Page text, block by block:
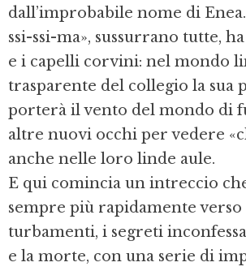
dall’improbabile nome di
ssi-ssi-ma», sussurrano tutte,
e i capelli corvini: nel mondo
trasparente del collegio la sua
porterà il vento del mondo di
altre nuovi occhi per vedere
anche nelle loro linde aule.
E qui comincia un intreccio
sempre più rapidamente
turbamenti, i segreti
e la morte, con una serie di